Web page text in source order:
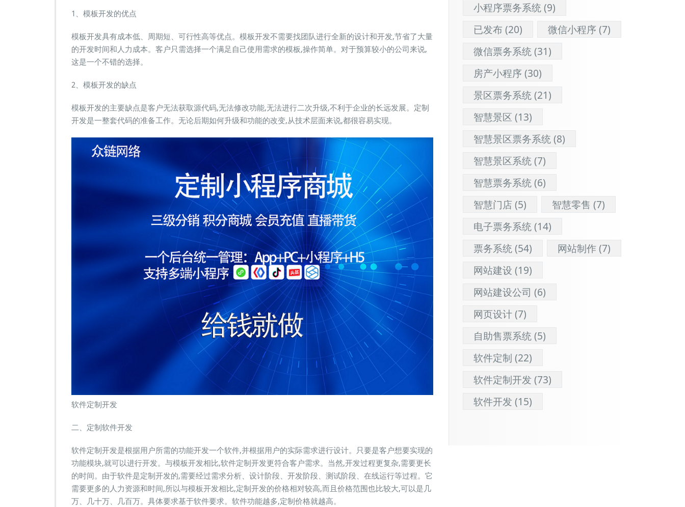
1、模板开发的优点
模板开发具有成本低、周期短、可行性高等优点。模板开发不需要找团队进行全新的设计和开发,节省了大量
的开发时间和人力成本。客户只需选择一个满足自己使用需求的模板,操作简单。对于预算较小的公司来说,
这是一个不错的选择。
2、模板开发的缺点
模板开发的主要缺点是客户无法获取源代码,无法修改功能,无法进行二次升级,不利于企业的长远发展。定制
开发是一整套代码的准备工作。无论后期如何升级和功能的改变,从技术层面来说,都很容易实现。
软件定制开发
二、定制软件开发
软件定制开发是根据用户所需的功能开发一个软件,并根据用户的实际需求进行设计。只要是客户想要实现的
功能模块,就可以进行开发。与模板开发相比,软件定制开发更符合客户需求。当然,开发过程更复杂,需要更长
的时间。由于软件是定制开发的,需要经过需求分析、设计阶段、开发阶段、测试阶段、在线运行等过程。它
需要更多的人力资源和时间,所以与模板开发相比,定制开发的价格相对较高,而且价格范围也比较大,可以是几
万、几十万、几百万。具体要求基于软件要求。软件功能越多,定制价格就越高。
小程序票务系统(9)
已发布(20) 微信小程序(7)
微信票务系统(31)
房产小程序(30)
景区票务系统(21)
智慧景区 (13)
智慧景区票务系统(8)
智慧景区系统(7)
智慧票务系统(6)
智慧门店(5) 智慧零售 (7)
电子票务系统(14)
票务系统(54) 网站制作(7)
网站建设 (19)
网站建设公司 (6)
网页设计(7)
自助售票系统(5)
软件定制 (22)
软件定制开发 (73)
软件开发 (15)